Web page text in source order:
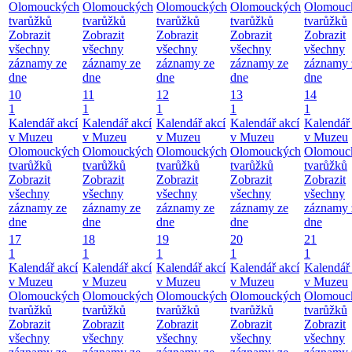
Olomouckých
tvarůžků
Zobrazit
všechny
záznamy ze
dne
Olomouckých
tvarůžků
Zobrazit
všechny
záznamy ze
dne
Olomouckých
tvarůžků
Zobrazit
všechny
záznamy ze
dne
Olomouckých
tvarůžků
Zobrazit
všechny
záznamy ze
dne
tvarůžků
Zobrazit
všechny
záznamy
dne
10
1
Kalendář akcí
v Muzeu
Olomouckých
tvarůžků
Zobrazit
všechny
záznamy ze
dne
11
1
Kalendář akcí
v Muzeu
Olomouckých
tvarůžků
Zobrazit
všechny
záznamy ze
dne
12
1
Kalendář akcí
v Muzeu
Olomouckých
tvarůžků
Zobrazit
všechny
záznamy ze
dne
13
1
Kalendář akcí
v Muzeu
Olomouckých
tvarůžků
Zobrazit
všechny
záznamy ze
dne
14
1
v Muzeu
tvarůžků
Zobrazit
všechny
záznamy
dne
17
1
Kalendář akcí
v Muzeu
Olomouckých
tvarůžků
Zobrazit
všechny
18
1
Kalendář akcí
v Muzeu
Olomouckých
tvarůžků
Zobrazit
všechny
19
1
Kalendář akcí
v Muzeu
Olomouckých
tvarůžků
Zobrazit
všechny
20
1
Kalendář akcí
v Muzeu
Olomouckých
tvarůžků
Zobrazit
všechny
21
1
v Muzeu
tvarůžků
Zobrazit
všechny